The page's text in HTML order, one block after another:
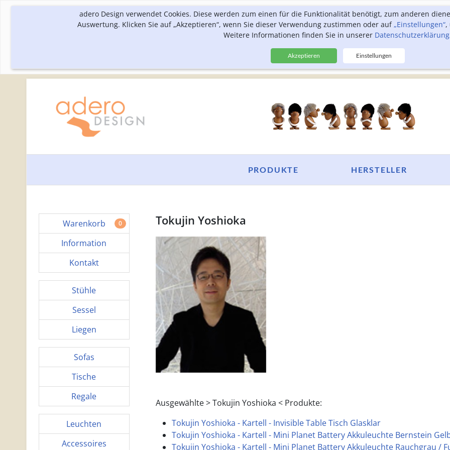
adero Design verwendet Cookies. Diese werden zum einen für die Funktionalität benötigt, zum anderen
Auswertung. Klicken Sie auf „Akzeptieren“, wenn Sie dieser Verwendung zustimmen oder auf„Einstellungen“,
Weitere Informationen finden Sie in unserer Datenschutzerklärung
Akzeptieren Einstellungen
HERSTELLER
PRODUKTE
Warenkorb 0
Information
Kontakt
Stühle
Sessel
Liegen
Sofas
Tische
Regale
Leuchten
Accessoires
Tokujin Yoshioka
Ausgewählte > Tokujin Yoshioka < Produkte:
Tokujin Yoshioka - Kartell - Invisible Table Tisch Glasklar
Tokujin Yoshioka - Kartell - Mini Planet Battery Akkuleuchte Bernstein
Tokujin Yoshioka - Kartell - Mini Planet Battery Akkuleuchte Rauchgrau /